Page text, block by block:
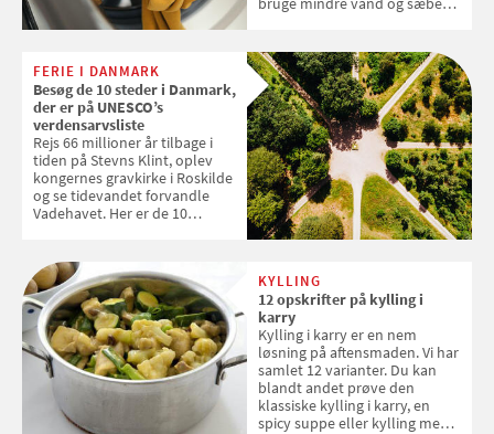
enkle råd til at spare penge på
tøjvasken
FERIE I DANMARK
Besøg de 10 steder i Danmark,
der er på UNESCO’s
verdensarvsliste
Rejs 66 millioner år tilbage i
tiden på Stevns Klint, oplev
kongernes gravkirke i Roskilde
og se tidevandet forvandle
Vadehavet. Her er de 10
KYLLING
12 opskrifter på kylling i
karry
Kylling i karry er en nem
løsning på aftensmaden. Vi har
samlet 12 varianter. Du kan
blandt andet prøve den
klassiske kylling i karry, en
spicy suppe eller kylling med